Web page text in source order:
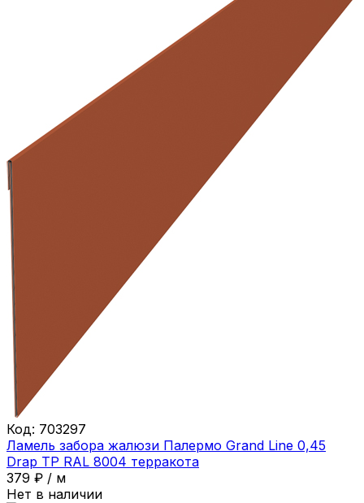
Код: 703297
Ламель забора жалюзи Палермо Grand Line 0,45
Drap ТР RAL 8004 терракота
379 ₽ / м
Нет в наличии